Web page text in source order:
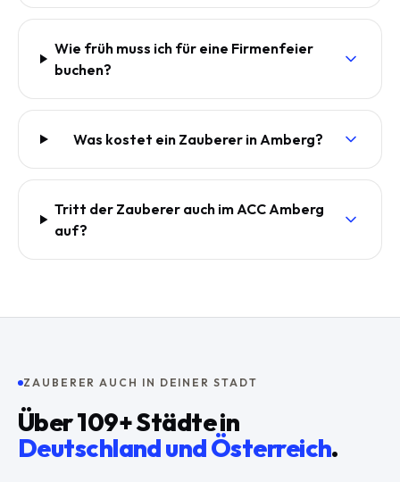
Wie früh muss ich für eine Firmenfeier
buchen?
Was kostet ein Zauberer in Amberg?
Tritt der Zauberer auch im ACC Amberg
auf?
ZAUBERER AUCH IN DEINER STADT
Über109+ Städte in
Deutschland und Österreich.